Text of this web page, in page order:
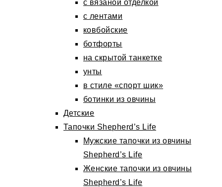
с вязаной отделкой
с лентами
ковбойские
ботфорты
на скрытой танкетке
унты
в стиле «спорт шик»
ботинки из овчины
Детские
Тапочки Shepherd’s Life
Мужские тапочки из овчины
Shepherd’s Life
Женские тапочки из овчины
Shepherd’s Life